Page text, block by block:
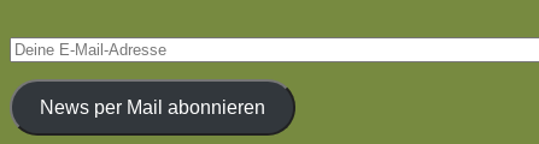
Deine
E-
Mail-
AdresseNews per Mail abonnieren